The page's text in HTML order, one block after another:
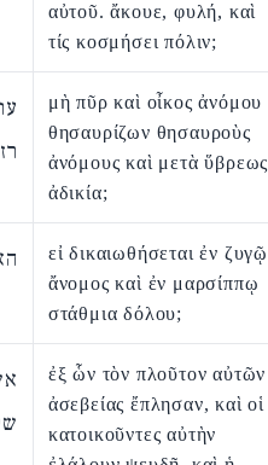
αὐτοῦ. ἄκουε, φυλή, καὶ
τίς κοσμήσει πόλιν;
μὴ πῦρ καὶ οἶκος ἀνόμου
θησαυρίζων θησαυροὺς
ἀνόμους καὶ μετὰ ὕβρεως
ἀδικία;
εἰ δικαιωθήσεται ἐν ζυγῷ
ἄνομος καὶ ἐν μαρσίππῳ
στάθμια δόλου;
ἐξ ὧν τὸν πλοῦτον αὐτῶν
ἀσεβείας ἔπλησαν, καὶ οἱ
κατοικοῦντες αὐτὴν